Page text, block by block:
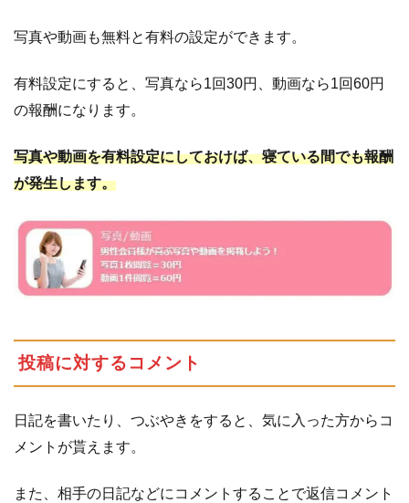
写真や動画も無料と有料の設定ができます。
有料設定にすると、写真なら1回30円、動画なら1回60円
の報酬になります。
写真や動画を有料設定にしておけば、寝ている間でも報酬
が発生します。
投稿に対するコメント
日記を書いたり、つぶやきをすると、気に入った方からコ
メントが貰えます。
また、相手の日記などにコメントすることで返信コメント